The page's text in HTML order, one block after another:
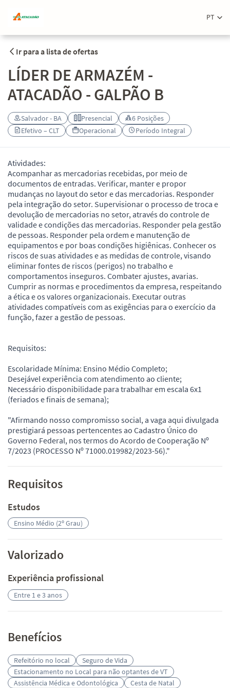
PT
Ir para a lista de ofertas
LÍDER DE ARMAZÉM -
ATACADÃO - GALPÃO B
Salvador - BA Presencial
6 Posições
Efetivo – CLT
Operacional Período Integral
Atividades:
Acompanhar as mercadorias recebidas, por meio de
documentos de entradas. Verificar, manter e propor
mudanças no layout do setor e das mercadorias. Responder
pela integração do setor. Supervisionar o processo de troca e
devolução de mercadorias no setor, através do controle de
validade e condições das mercadorias. Responder pela gestão
de pessoas. Responder pela ordem e manutenção de
equipamentos e por boas condições higiênicas. Conhecer os
riscos de suas atividades e as medidas de controle, visando
eliminar fontes de riscos (perigos) no trabalho e
comportamentos inseguros. Combater ajustes, avarias.
Cumprir as normas e procedimentos da empresa, respeitando
a ética e os valores organizacionais. Executar outras
atividades compatíveis com as exigências para o exercício da
função, fazer a gestão de pessoas.
Requisitos:
Escolaridade Mínima: Ensino Médio Completo;
Desejável experiência com atendimento ao cliente;
Necessário disponibilidade para trabalhar em escala 6x1
(feriados e finais de semana);
"Afirmando nosso compromisso social, a vaga aqui divulgada
prestigiará pessoas pertencentes ao Cadastro Único do
Governo Federal, nos termos do Acordo de Cooperação Nº
7/2023 (PROCESSO Nº 71000.019982/2023-56)."
Requisitos
Estudos
Ensino Médio (2º Grau)
Valorizado
Experiência profissional
Entre 1 e 3 anos
Benefícios
Refeitório no local
Seguro de Vida
Estacionamento no Local para não optantes de VT
Assistência Médica e Odontológica
Cesta de Natal